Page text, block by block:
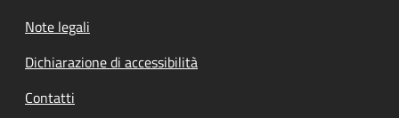
Note legali
Dichiarazione di accessibilità
Contatti